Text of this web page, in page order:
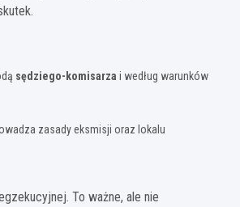
sędziego-komisarza i według warunków
zasady eksmisji oraz lokalu
To ważne, ale nie